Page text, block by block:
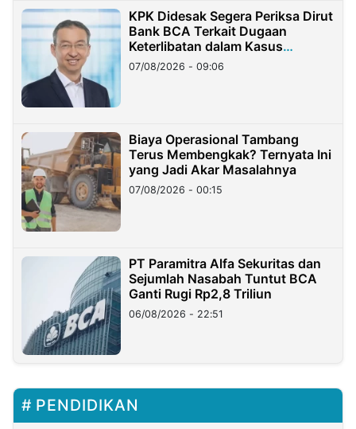
KPK Didesak Segera Periksa Dirut
Bank BCA Terkait Dugaan
Keterlibatan dalam Kasus
Hilangnya Dana Nasabah Rp2,58
Miliar
07/08/2026 - 09:06
Biaya Operasional Tambang
Terus Membengkak? Ternyata Ini
yang Jadi Akar Masalahnya
07/08/2026 - 00:15
PT Paramitra Alfa Sekuritas dan
Sejumlah Nasabah Tuntut BCA
Ganti Rugi Rp2,8 Triliun
06/08/2026 - 22:51
PENDIDIKAN